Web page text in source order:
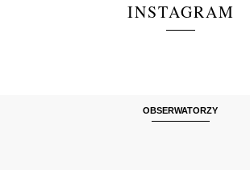
INSTAGRAM
OBSERWATORZY